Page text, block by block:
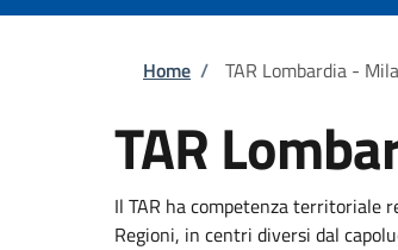
Briciole di
Home / TAR Lombardia -
TAR
Il TAR ha competenza territoriale
Regioni, in centri diversi dal